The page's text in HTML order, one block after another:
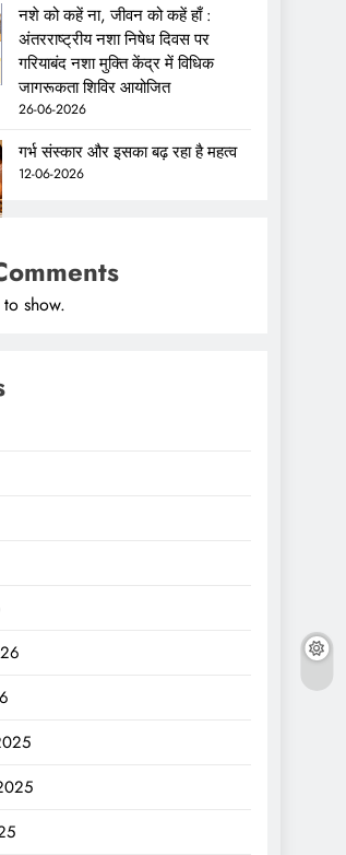
नशे को कहें ना, जीवन को कहें हाँ :
अंतरराष्ट्रीय नशा निषेध दिवस पर
गरियाबंद नशा मुक्ति केंद्र में विधिक
जागरूकता शिविर आयोजित
26-06-2026
गर्भ संस्कार और इसका बढ़ रहा है महत्व
12-06-2026
show.